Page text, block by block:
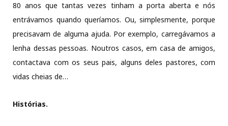
80 anos que tantas vezes tinham a porta aberta e nós
entrávamos quando queríamos. Ou, simplesmente, porque
precisavam de alguma ajuda. Por exemplo, carregávamos a
lenha dessas pessoas. Noutros casos, em casa de amigos,
contactava com os seus pais, alguns deles pastores, com
vidas cheias de…
Histórias.